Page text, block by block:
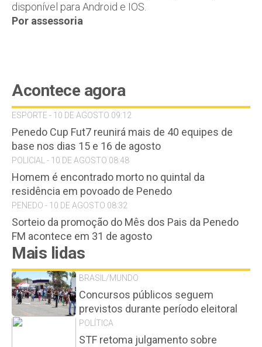
disponível para Android e IOS.
Por assessoria
Acontece agora
ESPORTE - 10 DE AGOSTO 09:12
Penedo Cup Fut7 reunirá mais de 40 equipes de
base nos dias 15 e 16 de agosto
POLICIAL - 10 DE AGOSTO 08:48
Homem é encontrado morto no quintal da
residência em povoado de Penedo
PENEDO - 10 DE AGOSTO 08:32
Sorteio da promoção do Mês dos Pais da Penedo
FM acontece em 31 de agosto
Mais lidas
BRASIL/MUNDO
Concursos públicos seguem
previstos durante período eleitoral
POLÍTICA
STF retoma julgamento sobre